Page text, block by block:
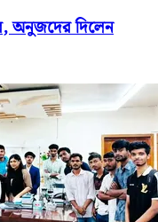
অনুজদের দিলেন